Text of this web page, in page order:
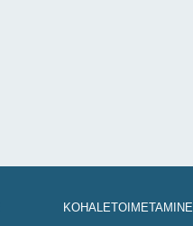
KOHALETOIMETAMINE